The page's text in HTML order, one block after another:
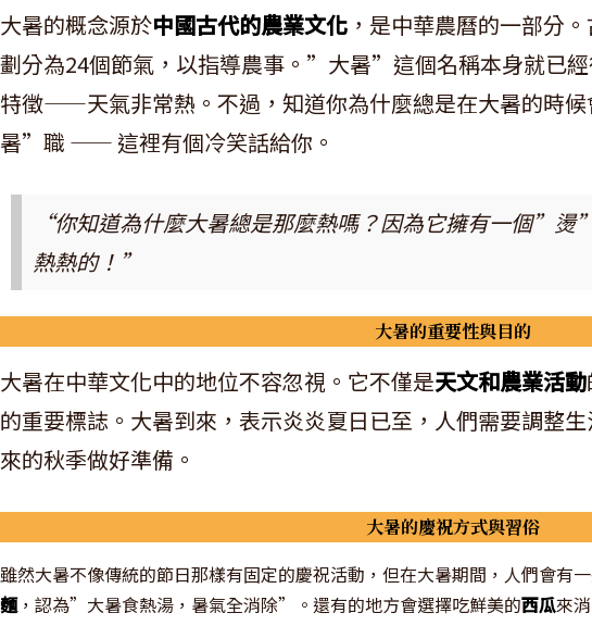
大暑的概念源於中國古代的農業文化 ，是中華農曆的一部分
劃分為24個節氣，以指導農事。”大暑”這個名稱本身就已
特徵——天氣非常熱。不過，知道你為什麼總是在大暑的時候
暑”職 —— 這裡有個冷笑話給你。
“你知道為什麼大暑總是那麼熱嗎？因為它擁有一個”
熱熱的！”
大暑的重要性與目的
大暑在中華文化中的地位不容忽視。它不僅是天文和農業活動
的重要標誌。大暑到來，表示炎炎夏日已至，人們需要調整
來的秋季做好準備。
大暑的慶祝方式與習俗
雖然大暑不像傳統的節日那樣有固定的慶祝活動，但在大暑期間，人們會有
麵，認為”大暑食熱湯，暑氣全消除”。還有的地方會選擇吃鮮美的西瓜來